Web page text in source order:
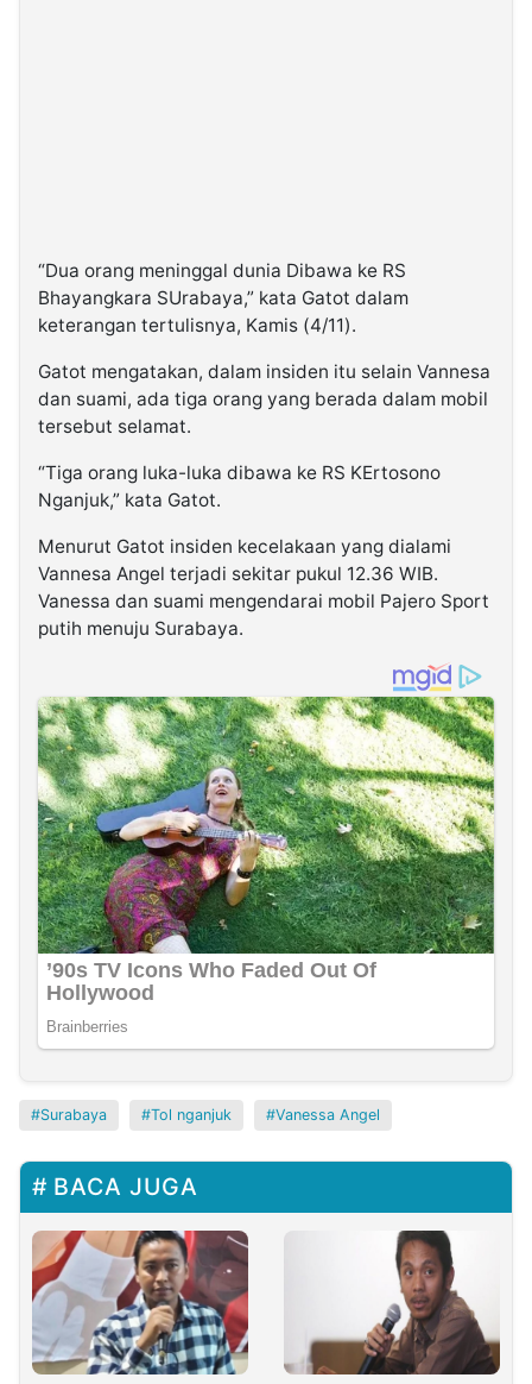
“Dua orang meninggal dunia Dibawa ke RS
Bhayangkara SUrabaya,” kata Gatot dalam
keterangan tertulisnya, Kamis (4/11).
Gatot mengatakan, dalam insiden itu selain Vannesa
dan suami, ada tiga orang yang berada dalam mobil
tersebut selamat.
“Tiga orang luka-luka dibawa ke RS KErtosono
Nganjuk,” kata Gatot.
Menurut Gatot insiden kecelakaan yang dialami
Vannesa Angel terjadi sekitar pukul 12.36 WIB.
Vanessa dan suami mengendarai mobil Pajero Sport
putih menuju Surabaya.
Surabaya Tol nganjuk Vanessa Angel
BACA JUGA